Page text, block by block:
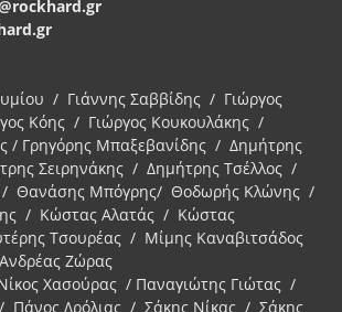
/ Γιάννης Σαββίδης / Γιώργος
Κόης / Γιώργος Κουκουλάκης /
/ Γρηγόρης Μπαξεβανίδης / Δημήτρης
Σειρηνάκης / Δημήτρης Τσέλλος /
/ Θανάσης Μπόγρης/ Θοδωρής Κλώνης /
/ Κώστας Αλατάς / Κώστας
Τσουρέας / Μίμης Καναβιτσάδος
Ζώρας
Χασούρας / Παναγιώτης Γιώτας /
Πάνος Δρόλιας / Σάκης Νίκας / Σάκης